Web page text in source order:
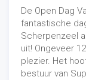
De Open Dag
fantastische
Scherpenzeel
uit! Ongeveer
plezier. Het
bestuur van